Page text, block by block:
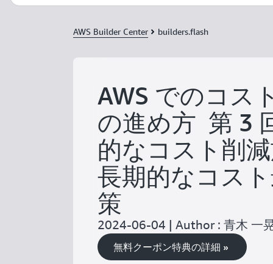
AWS Builder Center builders.flash
AWS でのコス
の進め方 第 3
的なコスト削
長期的なコス
策
2024-06-04 | Author : 青木 一
無料クーポン特典の詳細 »